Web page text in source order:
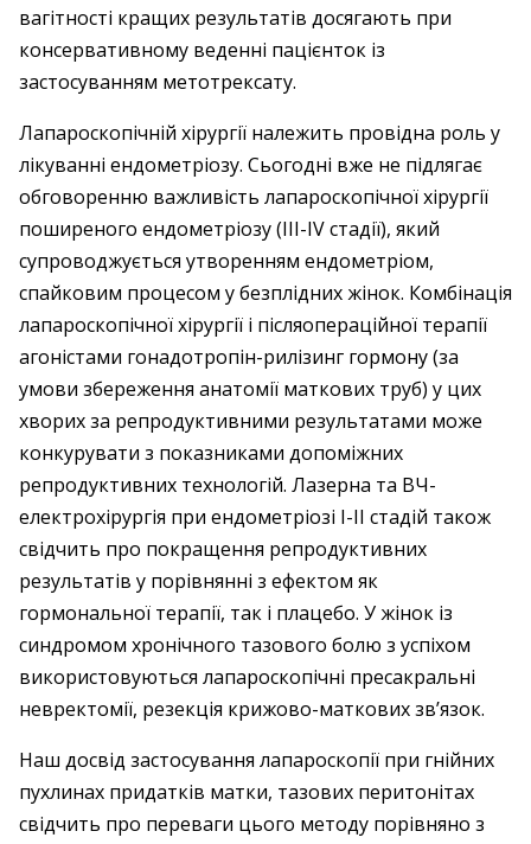
вагітності кращих результатів досягають при
консервативному веденні пацієнток із
застосуванням метотрексату.
Лапароскопічній хірургії належить провідна роль у
лікуванні ендометріозу. Сьогодні вже не підлягає
обговоренню важливість лапароскопічної хірургії
поширеного ендометріозу (ІІІ-IV стадії), який
супроводжується утворенням ендометріом,
спайковим процесом у безплідних жінок. Комбінація
лапароскопічної хірургії і післяопераційної терапії
агоністами гонадотропін-рилізинг гормону (за
умови збереження анатомії маткових труб) у цих
хворих за репродуктивними результатами може
конкурувати з показниками допоміжних
репродуктивних технологій. Лазерна та ВЧ-
електрохірургія при ендометріозі I-II стадій також
свідчить про покращення репродуктивних
результатів у порівнянні з ефектом як
гормональної терапії, так і плацебо. У жінок із
синдромом хронічного тазового болю з успіхом
використовуються лапароскопічні пресакральні
невректомії, резекція крижово-маткових зв’язок.
Наш досвід застосування лапароскопії при гнійних
пухлинах придатків матки, тазових перитонітах
свідчить про переваги цього методу порівняно з